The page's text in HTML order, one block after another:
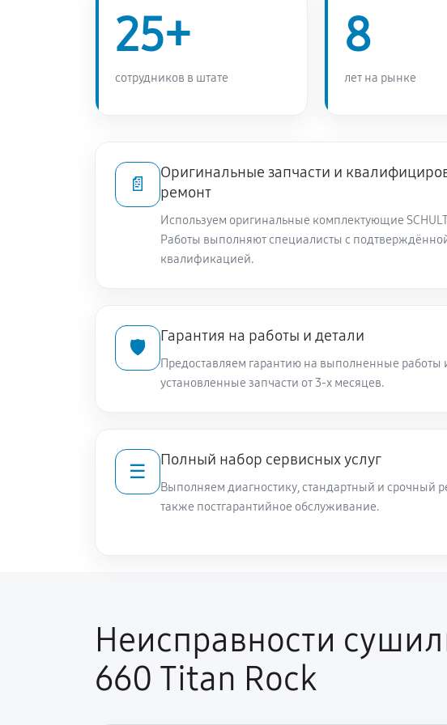
25+
сотрудников в штате
8
лет на рынке
📄
Оригинальные запчасти и
ремонт
Используем оригинальные комплектующие
Работы выполняют специалисты с
квалификацией.
🛡️
Гарантия на работы и детали
Предоставляем гарантию на выполненные работы
установленные запчасти от 3-х месяцев.
☰
Полный набор сервисных услуг
Выполняем диагностику, стандартный и срочный
также постгарантийное обслуживание.
Неисправности
660 Titan Rock